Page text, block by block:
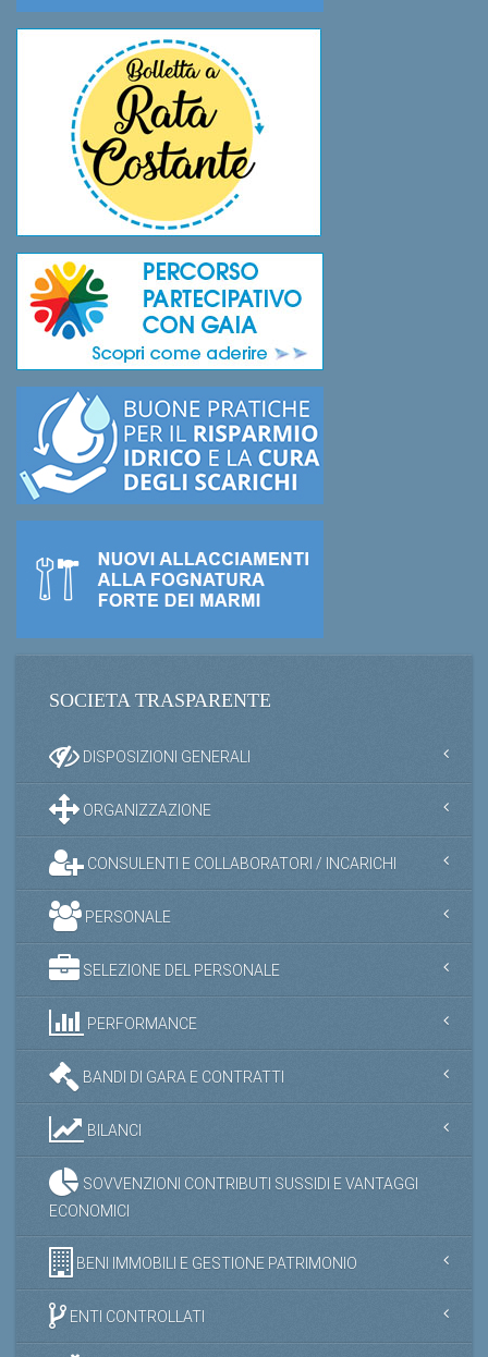
SOCIETA TRASPARENTE
DISPOSIZIONI GENERALI
ORGANIZZAZIONE
CONSULENTI E COLLABORATORI / INCARICHI
PERSONALE
SELEZIONE DEL PERSONALE
PERFORMANCE
BANDI DI GARA E CONTRATTI
BILANCI
SOVVENZIONI CONTRIBUTI SUSSIDI E VANTAGGI
ECONOMICI
BENI IMMOBILI E GESTIONE PATRIMONIO
ENTI CONTROLLATI